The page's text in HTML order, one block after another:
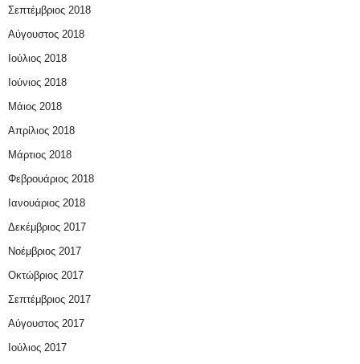
Σεπτέμβριος 2018
Αύγουστος 2018
Ιούλιος 2018
Ιούνιος 2018
Μάιος 2018
Απρίλιος 2018
Μάρτιος 2018
Φεβρουάριος 2018
Ιανουάριος 2018
Δεκέμβριος 2017
Νοέμβριος 2017
Οκτώβριος 2017
Σεπτέμβριος 2017
Αύγουστος 2017
Ιούλιος 2017